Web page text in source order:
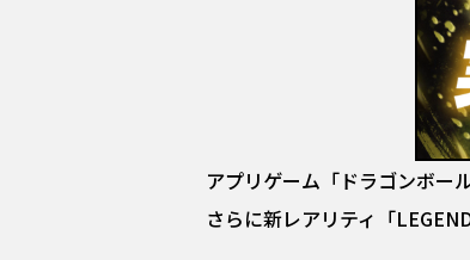
アプリゲーム「ドラゴンボー
さらに新レアリティ「